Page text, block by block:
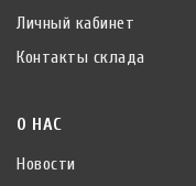
Личный кабинет
Контакты склада
О НАС
Новости